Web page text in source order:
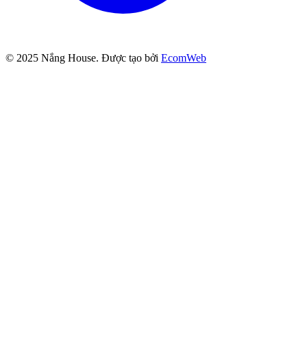
© 2025 Nắng House. Được tạo bởi EcomWeb